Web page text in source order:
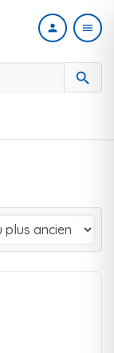
search
person menu